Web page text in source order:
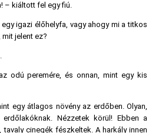
– kiáltott fel egy fiú.
igazi élőhelyfa, vagy ahogy mi a titkos
mit jelent ez?
odú peremére, és onnan, mint egy kis
egy átlagos növény az erdőben. Olyan,
Nézzetek körül! Ebben a
cinegék fészkeltek. A harkály innen